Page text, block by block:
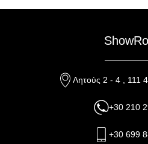
Λητούς 2 - 4 , 111
+30 210
+30 699